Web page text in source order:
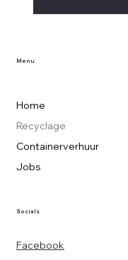
Menu
Home
Recyclage
Containerverhuur
Jobs
Socials
Facebook